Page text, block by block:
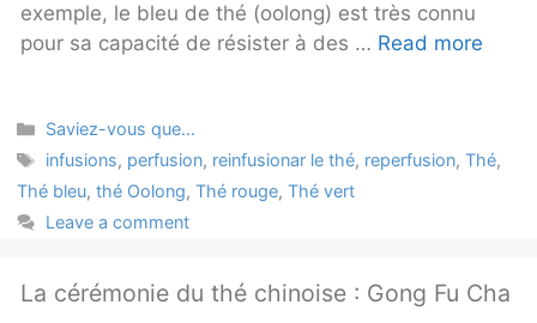
exemple, le bleu de thé (oolong) est très connu
pour sa capacité de résister à des … Read more
Categories
Saviez-vous que...
Tags
infusions, perfusion, reinfusionar le thé, reperfusion, Thé,
Thé bleu,thé Oolong,Thé rouge,Thé vert
Leave a comment
La cérémonie du thé chinoise : Gong Fu Cha